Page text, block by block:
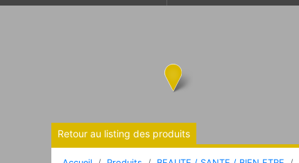
Retour au listing des produits